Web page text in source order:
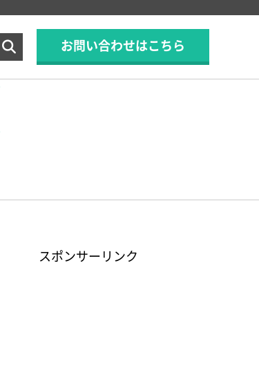
お問い合わせはこちら
スポンサーリンク